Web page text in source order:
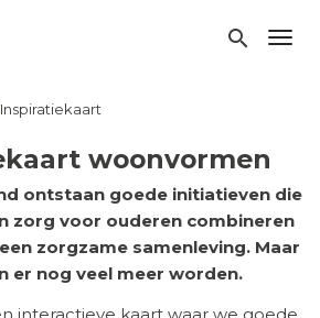
search
Inspiratiekaart
woonvormen
ontstaan goede initiatieven die
zorg voor ouderen combineren
zorgzame samenleving. Maar
er nog veel meer worden.